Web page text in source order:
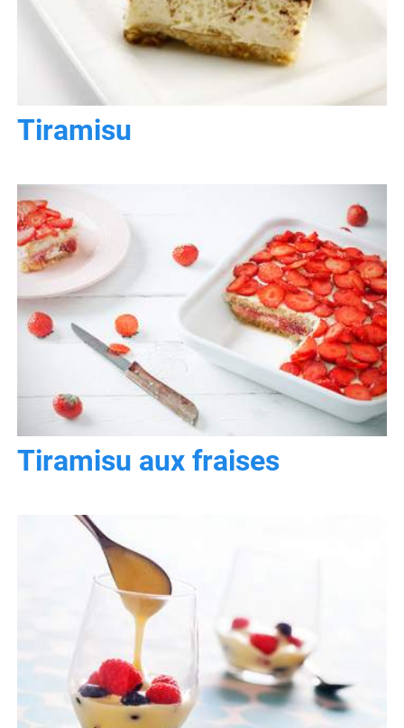
Tiramisu
Tiramisu aux fraises